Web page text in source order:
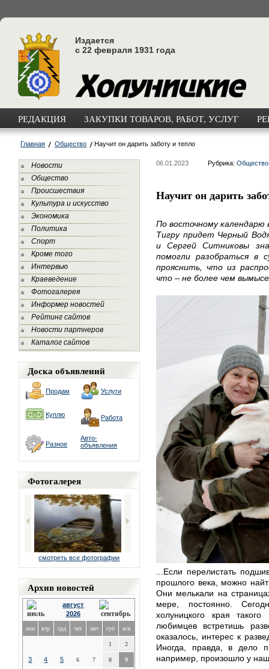
Издается
с 22 февраля 1931 года
РЕДАКЦИЯ ЗАКУПКИ ТОВАРОВ, РАБОТ, УСЛУГ
Главная Общество Научит он дарить заботу и тепло
Новости
Общество
Происшествия
Культура и искусство
Экономика
Политика
Спорт
Кроме того
Интервью
Краеведение
Фотогалерея
Информер новостей
Рейтинг сайтов
Новости партнеров
Каталог сайтов
Доска объявлений
Продам Услуги
Куплю Работа
Разное
Авто-
объявления
Фотогалерея
смотреть все фотографии
Архив новостей
август
2026
пон втр срд чет пят суб вск
1 2
3 4 5 6 7 8 9
06.01.2023 Рубрика: Общество
Научит он дарить
По восточному календарю
Тигру придет Черный
и Сергей Ситниковы
помогли разобраться в
прояснить, что из
что – не более чем
...Если перелистать
прошлого века, можно
Они мелькали на
мере, постоянно.
холуницкого края
любимцев встретишь
оказалось, интерес к
Иногда, правда, в дело
например, произошло у